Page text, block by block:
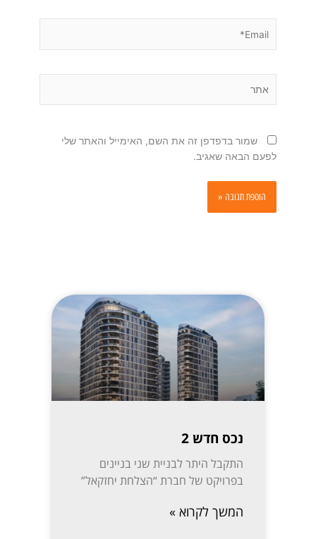
שמור בדפדפן זה את השם, האימייל והאתר שלי
לפעם הבאה שאגיב.
נכס חדש 2
התקבל היתר לבניית שני בניינים
בפרויקט של חברת “הצלחת יחזקאל”
המשך לקרוא »